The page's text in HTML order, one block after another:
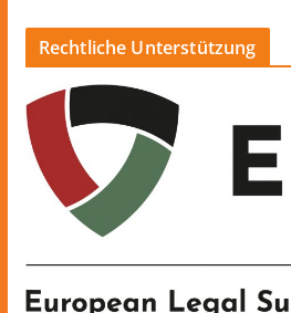
Rechtliche Unterstützung